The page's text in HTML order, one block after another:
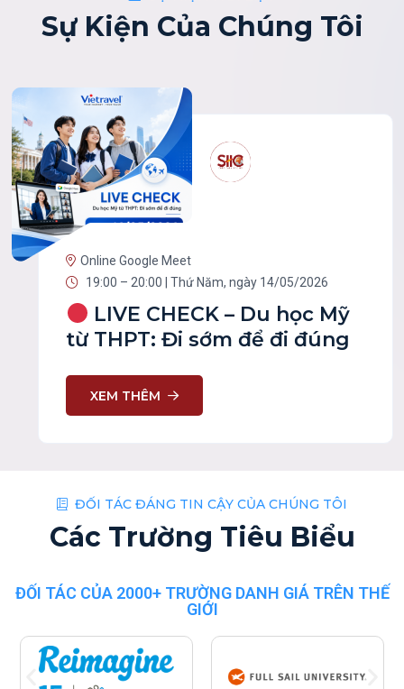
Sự Kiện Của Chúng Tôi
Online Google Meet
19:00 – 20:00 | Thứ Năm, ngày 14/05/2026
LIVE CHECK – Du học Mỹ
từ THPT: Đi sớm để đi đúng
XEM THÊM
ĐỐI TÁC ĐÁNG TIN CẬY CỦA CHÚNG TÔI
Các Trường Tiêu Biểu
ĐỐI TÁC CỦA 2000+ TRƯỜNG DANH GIÁ TRÊN THẾ
GIỚI